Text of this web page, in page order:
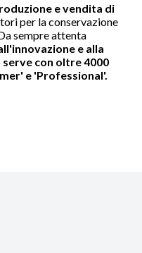
e vendita di
per la conservazione
sempre attenta
e alla
serve con oltre 4000
e 'Professional'.